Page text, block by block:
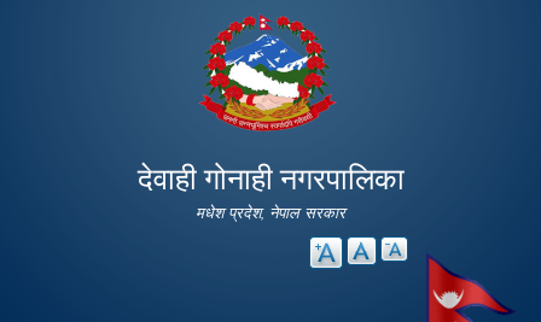
main
content
देवाही गोनाही नगरपालिका
मधेश प्रदेश, नेपाल सरकार